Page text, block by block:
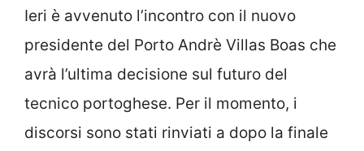
Ieri è avvenuto l’incontro con il nuovo
presidente del Porto Andrè Villas Boas che
avrà l’ultima decisione sul futuro del
tecnico portoghese. Per il momento, i
discorsi sono stati rinviati a dopo la finale